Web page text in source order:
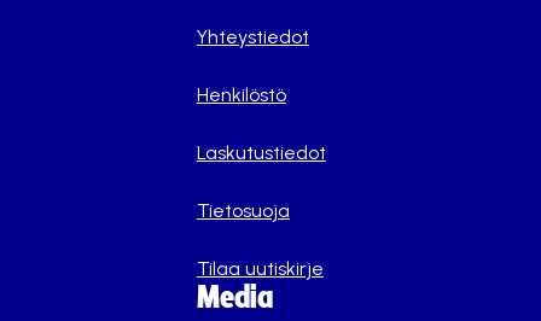
Yhteystiedot
Henkilöstö
Laskutustiedot
Tietosuoja
Tilaa uutiskirje
Media